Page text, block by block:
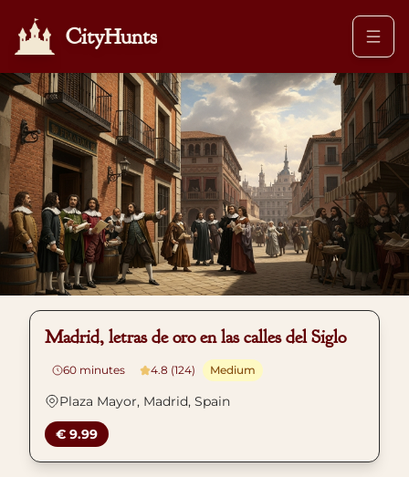
CityHunts
Madrid, letras de oro en las calles del Siglo
60 minutes 4.8 (124) Medium
Plaza Mayor, Madrid, Spain
€ 9.99